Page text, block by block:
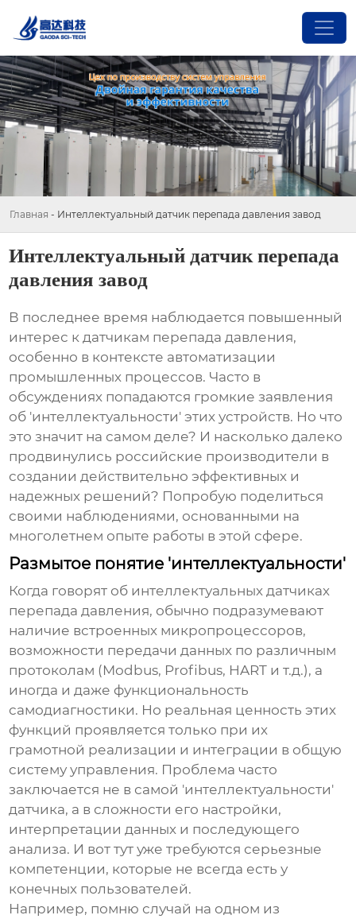
Главная - Интеллектуальный датчик перепада давления завод
Интеллектуальный датчик перепада
давления завод
В последнее время наблюдается повышенный
интерес к датчикам перепада давления,
особенно в контексте автоматизации
промышленных процессов. Часто в
обсуждениях попадаются громкие заявления
об 'интеллектуальности' этих устройств. Но что
это значит на самом деле? И насколько далеко
продвинулись российские производители в
создании действительно эффективных и
надежных решений? Попробую поделиться
своими наблюдениями, основанными на
многолетнем опыте работы в этой сфере.
Размытое понятие 'интеллектуальности'
Когда говорят об интеллектуальных датчиках
перепада давления, обычно подразумевают
наличие встроенных микропроцессоров,
возможности передачи данных по различным
протоколам (Modbus, Profibus, HART и т.д.), а
иногда и даже функциональность
самодиагностики. Но реальная ценность этих
функций проявляется только при их
грамотной реализации и интеграции в общую
систему управления. Проблема часто
заключается не в самой 'интеллектуальности'
датчика, а в сложности его настройки,
интерпретации данных и последующего
анализа. И вот тут уже требуются серьезные
компетенции, которые не всегда есть у
конечных пользователей.
Например, помню случай на одном из